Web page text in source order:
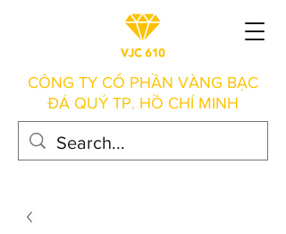
CÔNG TY CỔ PHẦN VÀNG BẠC
ĐÁ QUÝ TP. HỒ CHÍ MINH